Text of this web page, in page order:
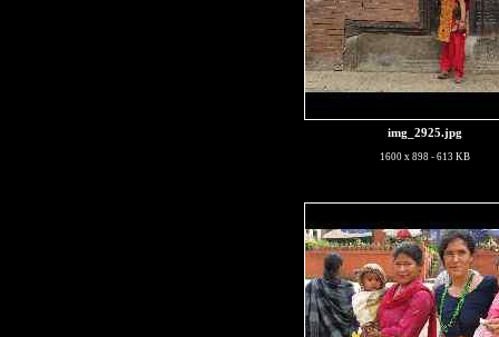
img_2925.jpg
1600 x 898 - 613 KB